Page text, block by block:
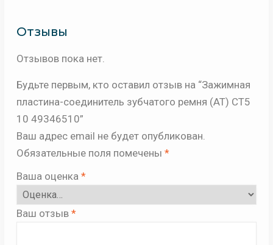
Отзывы
Отзывов пока нет.
Будьте первым, кто оставил отзыв на “Зажимная
пластина-соединитель зубчатого ремня (AT) CT5
10 49346510”
Ваш адрес email не будет опубликован.
Обязательные поля помечены *
Ваша оценка *
Ваш отзыв *